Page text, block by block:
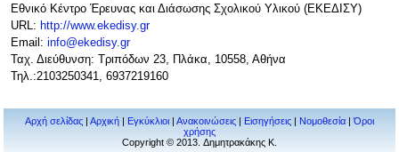
Εθνικό Κέντρο Έρευνας και Διάσωσης Σχολικού Υλικού (ΕΚΕΔΙΣΥ)
URL: http://www.ekedisy.gr
Email:info@ekedisy.gr
Ταχ. Διεύθυνση: Τριπόδων 23, Πλάκα, 10558, Αθήνα
Τηλ.:2103250341, 6937219160
Αρχή σελίδας | Αρχική | Εγκύκλιοι | Ανακοινώσεις | Εισηγήσεις | Νομοθεσία |Όροι
χρήσης
Copyright © 2013. Δημητρακάκης Κ.